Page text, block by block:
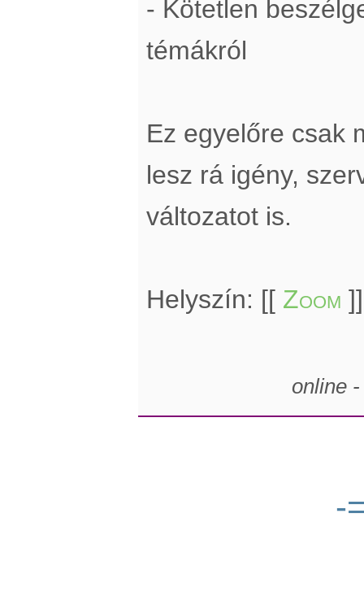
- Kötetlen
témákról
Ez egyelőre csak
lesz rá igény,
változatot is.
Helyszín: [[ Zoom ]]
online
-